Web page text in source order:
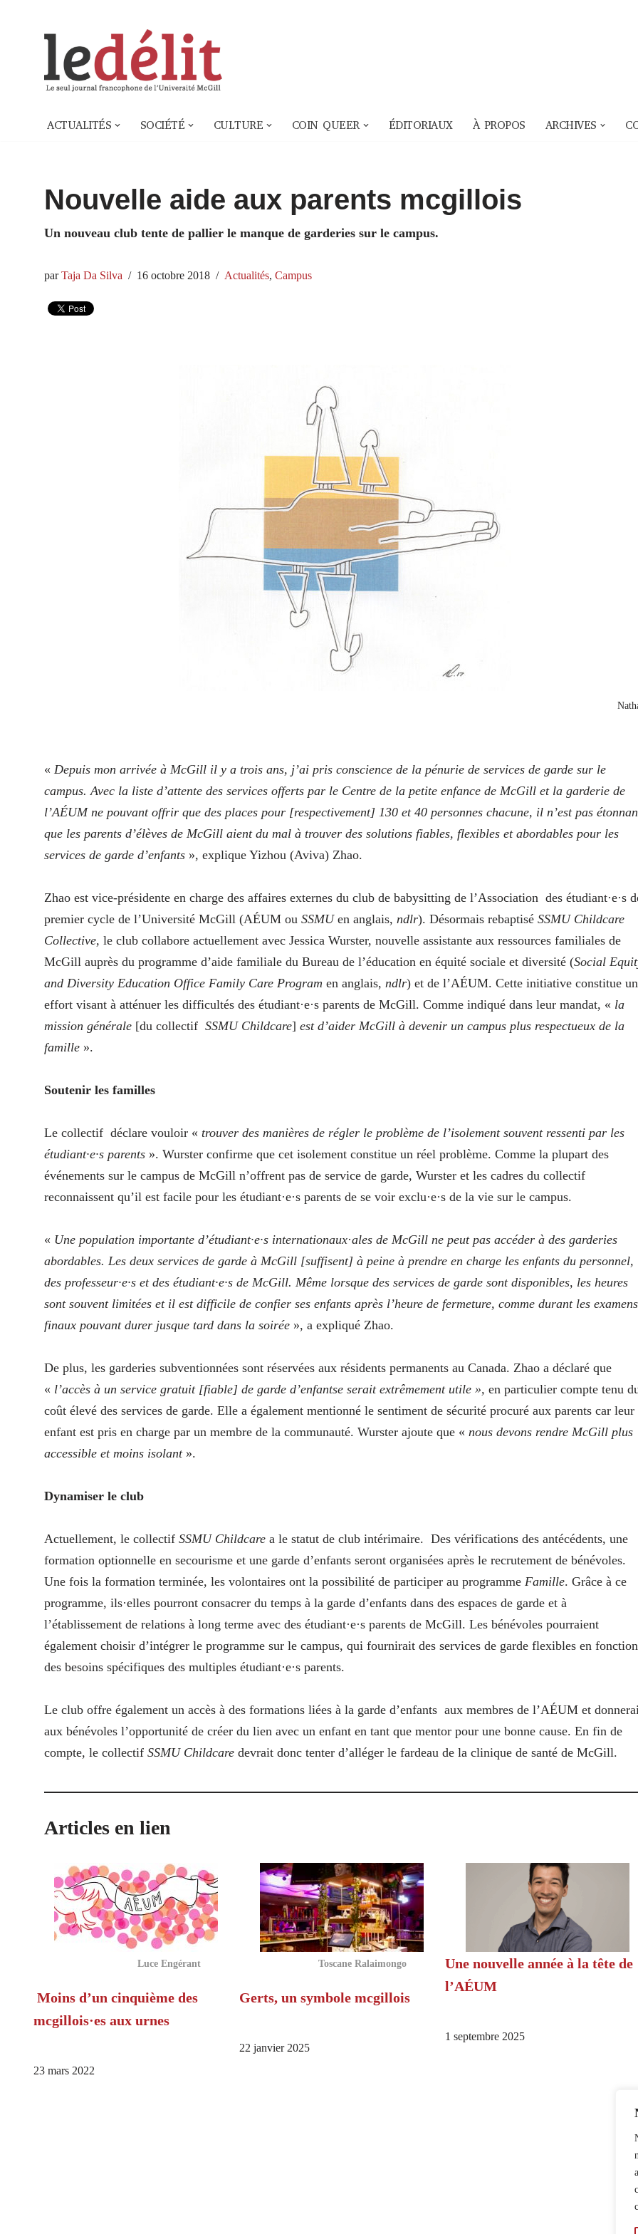
ACTUALITÉS SOCIÉTÉ CULTURE COIN QUEER ÉDITORIAUX À PROPOS ARCHIVES
Nouvelle aide aux parents mcgillois
Un nouveau club tente de pallier le manque de garderies sur le campus.
parTaja Da Silva 16 octobre 2018 Actualités, Campus
« Depuis mon arrivée à McGill il y a trois ans, j’ai pris conscience de la pénurie de services de garde sur le
campus. Avec la liste d’attente des services offerts par le Centre de la petite enfance de McGill et la garderie de
l’AÉUM ne pouvant offrir que des places pour [respectivement] 130 et 40 personnes chacune, il n’est pas
que les parents d’élèves de McGill aient du mal à trouver des solutions fiables, flexibles et abordables pour les
services de garde d’enfants », explique Yizhou (Aviva) Zhao.
Zhao est vice-présidente en charge des affaires externes du club de babysitting de l’Association des étudiant·e·s
premier cycle de l’Université McGill (AÉUM ou SSMUen anglais, ndlr). Désormais rebaptisé SSMU Childcare
Collective, le club collabore actuellement avec Jessica Wurster, nouvelle assistante aux ressources familiales de
McGill auprès du programme d’aide familiale du Bureau de l’éducation en équité sociale et diversité (Social
and Diversity Education Office Family Care Program en anglais, ndlr) et de l’AÉUM. Cette initiative constitue un
effort visant à atténuer les difficultés des étudiant·e·s parents de McGill. Comme indiqué dans leur mandat, « la
mission générale [du collectif SSMU Childcare] est d’aider McGill à devenir un campus plus respectueux de la
famille ».
Soutenir les familles
Le collectif déclare vouloir « trouver des manières de régler le problème de l’isolement souvent ressenti par les
étudiant·e·s parents ». Wurster confirme que cet isolement constitue un réel problème. Comme la plupart des
événements sur le campus de McGill n’offrent pas de service de garde, Wurster et les cadres du collectif
reconnaissent qu’il est facile pour les étudiant·e·s parents de se voir exclu·e·s de la vie sur le campus.
« Une population importante d’étudiant·e·s internationaux·ales de McGill ne peut pas accéder à des garderies
abordables. Les deux services de garde à McGill [suffisent] à peine à prendre en charge les enfants du personnel,
des professeur·e·s et des étudiant·e·s de McGill. Même lorsque des services de garde sont disponibles, les heures
sont souvent limitées et il est difficile de confier ses enfants après l’heure de fermeture, comme durant les examens
finaux pouvant durer jusque tard dans la soirée », a expliqué Zhao.
De plus, les garderies subventionnées sont réservées aux résidents permanents au Canada. Zhao a déclaré que
« l’accès à un service gratuit [fiable] de garde d’enfantse serait extrêmement utile », en particulier compte tenu
coût élevé des services de garde. Elle a également mentionné le sentiment de sécurité procuré aux parents car leur
enfant est pris en charge par un membre de la communauté. Wurster ajoute que « nous devons rendre McGill plus
accessible et moins isolant».
Dynamiser le club
Actuellement, le collectif SSMU Childcare a le statut de club intérimaire. Des vérifications des antécédents, une
formation optionnelle en secourisme et une garde d’enfants seront organisées après le recrutement de bénévoles.
Une fois la formation terminée, les volontaires ont la possibilité de participer au programme Famille. Grâce à ce
programme, ils·elles pourront consacrer du temps à la garde d’enfants dans des espaces de garde et à
l’établissement de relations à long terme avec des étudiant·e·s parents de McGill. Les bénévoles pourraient
également choisir d’intégrer le programme sur le campus, qui fournirait des services de garde flexibles en fonction
des besoins spécifiques des multiples étudiant·e·s parents.
Le club offre également un accès à des formations liées à la garde d’enfants aux membres de l’AÉUM et
aux bénévoles l’opportunité de créer du lien avec un enfant en tant que mentor pour une bonne cause. En fin de
compte, le collectif SSMU Childcare devrait donc tenter d’alléger le fardeau de la clinique de santé de McGill.
Articles en lien
Luce Engérant
Moins d’un cinquième des
mcgillois·es aux urnes
23 mars 2022
Toscane Ralaimongo
Gerts, un symbole mcgillois
22 janvier 2025
Une nouvelle année à la tête de
l’AÉUM
1 septembre 2025